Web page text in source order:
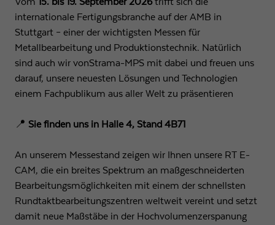
internationale Fertigungsbranche auf der AMB in
Stuttgart – einer der wichtigsten Messen für
Metallbearbeitung und Produktionstechnik. Natürlich
sind auch wir vonStrama-MPS mit dabei und freuen uns
darauf, unsere neuesten Lösungen und Technologien
einem Fachpublikum aus aller Welt zu präsentieren
📍 Sie finden uns in Halle 4, Stand 4B71
An unserem Messestand zeigen wir Ihnen unsere RT E-
CAM, die ein breites Spektrum an maßgeschneiderten
Bearbeitungsmöglichkeiten mit einem der schnellsten
Rundtaktbearbeitungszentren weltweit vereint und setzt
damit neue Maßstäbe in der Hochvolumenzerspanung
Laufzeit 1 Jahr
Zweck
Speichert den Zustimmungsstatus des Benutzers
für Cookies auf der aktuellen Domäne
Laufzeit 2 Jahre
Zweck
Registriert eine eindeutige ID, die verwendet wird,
um statistische Daten dazu, wie der Besucher die
Website nutzt, zu generieren.
Anbieter Google LLC
Laufzeit 1 Tag
Zweck
Anforderungsrate einzuschränken
Wir verwenden auf unserer Website externe Inhalte, um Ihnen zusätzliche
Informationen anzubieten.